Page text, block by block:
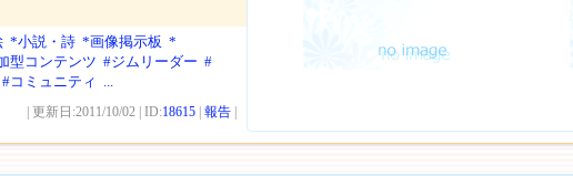
*小説・詩 *画像掲示板 *
型コンテンツ #ジムリーダー #
#コミュニティ ...
| 更新日:2011/10/02 | ID:18615 報告